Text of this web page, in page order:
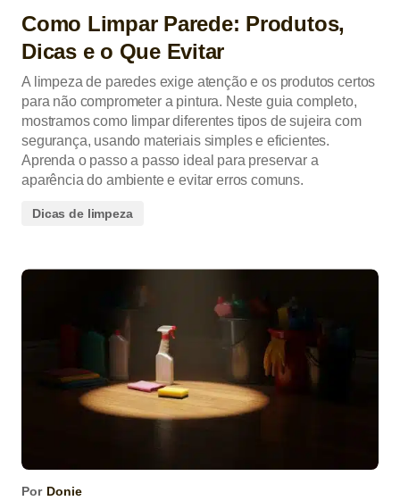
Como Limpar Parede: Produtos,
Dicas e o Que Evitar
A limpeza de paredes exige atenção e os produtos certos
para não comprometer a pintura. Neste guia completo,
mostramos como limpar diferentes tipos de sujeira com
segurança, usando materiais simples e eficientes.
Aprenda o passo a passo ideal para preservar a
aparência do ambiente e evitar erros comuns.
Dicas de limpeza
Por Donie